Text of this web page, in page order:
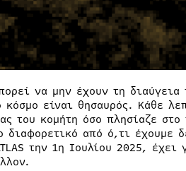
να μην έχουν τη
κόσμο είναι θησαυρός. Κάθε
του κομήτη όσο πλησίαζε
διαφορετικό από ό,τι έχουμε
την 1η Ιουλίου 2025,